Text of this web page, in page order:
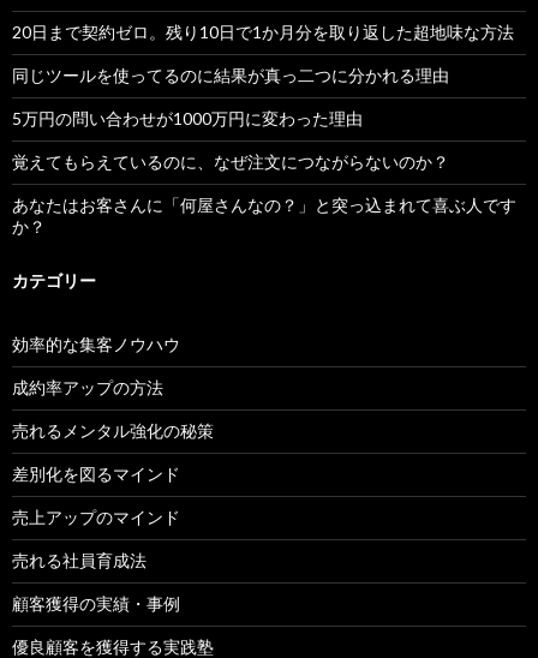
20日まで契約ゼロ。残り10日で1か月分を取り返した超地味な方法
同じツールを使ってるのに結果が真っ二つに分かれる理由
5万円の問い合わせが1000万円に変わった理由
覚えてもらえているのに、なぜ注文につながらないのか？
あなたはお客さんに「何屋さんなの？」と突っ込まれて喜ぶ人です
か？
カテゴリー
効率的な集客ノウハウ
成約率アップの方法
売れるメンタル強化の秘策
差別化を図るマインド
売上アップのマインド
売れる社員育成法
顧客獲得の実績・事例
優良顧客を獲得する実践塾